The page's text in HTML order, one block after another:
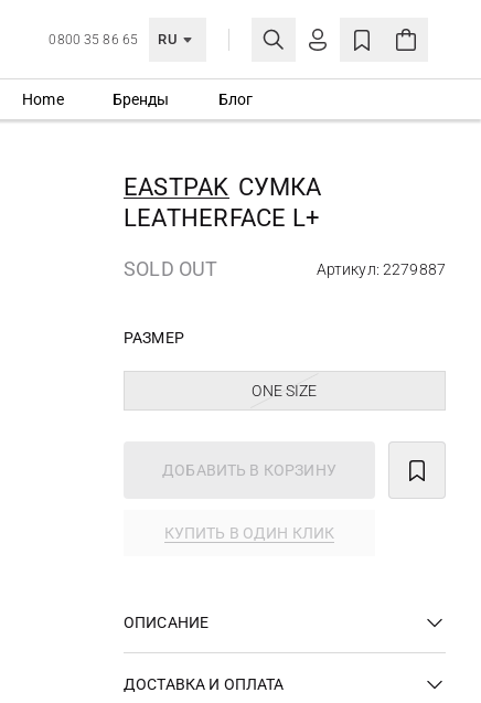
0800 35 86 65 RU
ЛИЧНЫЙ КАБИНЕТ
Еще не зарегистрированы?
СОЗДАТЬ УЧЕТНУЮ ЗАПИСЬ
Home Бренды Блог
EASTPAK СУМКА
LEATHERFACE L+
SOLD OUT Артикул: 2279887
РАЗМЕР
ONE SIZE
ДОБАВИТЬ В КОРЗИНУ
КУПИТЬ В ОДИН КЛИК
ОПИСАНИЕ
ДОСТАВКА И ОПЛАТА